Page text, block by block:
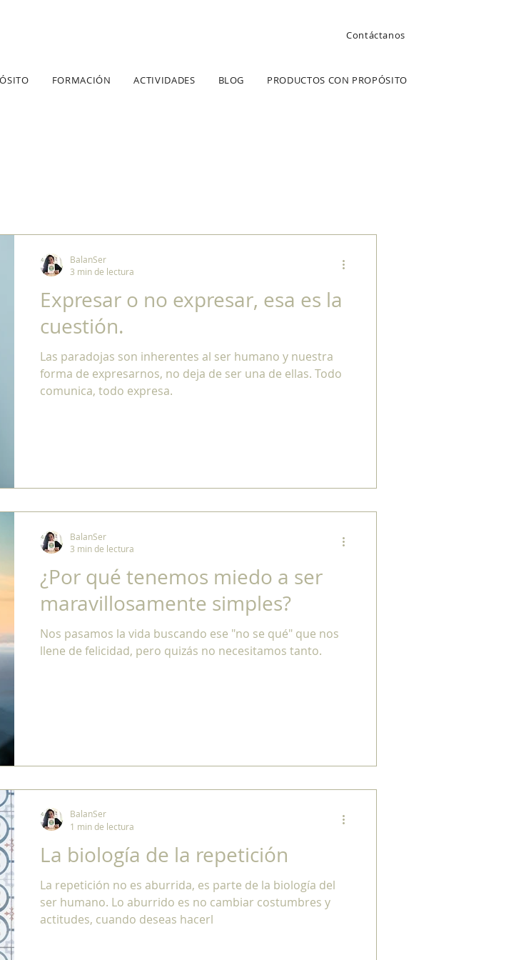
Contáctanos
FORMACIÓN ACTIVIDADES BLOG PRODUCTOS CON PROPÓSITO
Expresar o no expresar, esa es la
cuestión.
Las paradojas son inherentes al ser humano y nuestra
forma de expresarnos, no deja de ser una de ellas. Todo
comunica, todo expresa.
BalanSer
3 min de lectura
¿Por qué tenemos miedo a ser
maravillosamente simples?
Nos pasamos la vida buscando ese "no se qué" que nos
llene de felicidad, pero quizás no necesitamos tanto.
BalanSer
3 min de lectura
La biología de la repetición
La repetición no es aburrida, es parte de la biología del
ser humano. Lo aburrido es no cambiar costumbres y
actitudes, cuando deseas hacerl
BalanSer
1 min de lectura